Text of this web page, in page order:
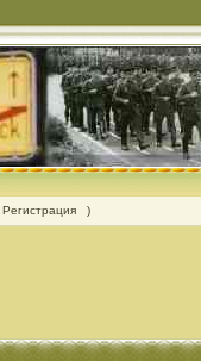
Регистрация )